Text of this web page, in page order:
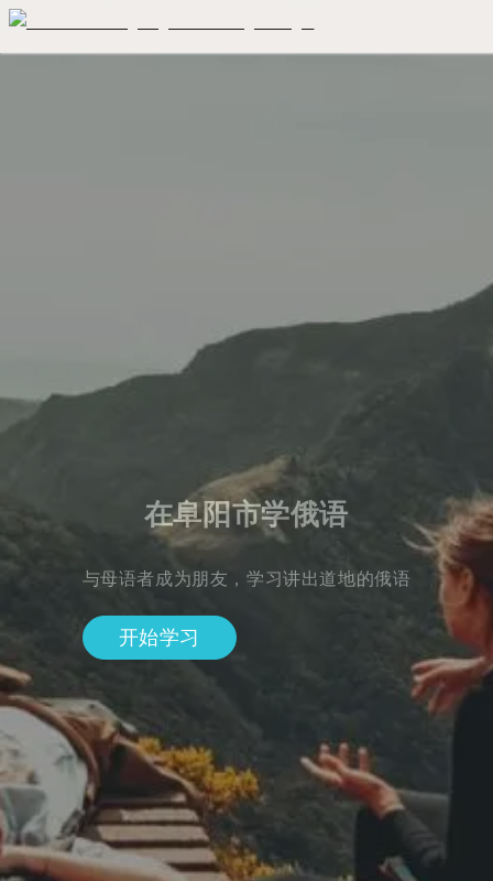
在阜阳市学俄语
与母语者成为朋友，学习讲出道地的俄语
开始学习